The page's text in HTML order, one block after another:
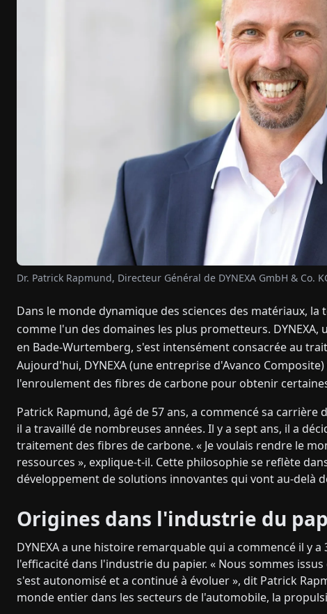
Dr. Patrick Rapmund, Directeur Général de DYNEXA GmbH & Co.
Dans le monde dynamique des sciences des matériaux,
comme l'un des domaines les plus prometteurs.
en Bade-Wurtemberg, s'est intensément consacrée au
Aujourd'hui, DYNEXA (une entreprise d'Avanco
l'enroulement des fibres de carbone pour obtenir
Patrick Rapmund, âgé de 57 ans, a commencé sa
il a travaillé de nombreuses années. Il y a sept ans, il a
traitement des fibres de carbone. « Je voulais rendre le
ressources », explique-t-il. Cette philosophie se reflète
développement de solutions innovantes qui vont au-delà
Origines dans l'industrie du
DYNEXA a une histoire remarquable qui a commencé il y
l'efficacité dans l'industrie du papier. « Nous sommes
s'est autonomisé et a continué à évoluer », dit Patrick
monde entier dans les secteurs de l'automobile, la